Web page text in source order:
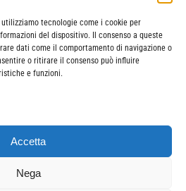
tecnologie come i cookie per
del dispositivo. Il consenso a queste
dati come il comportamento di navigazione o
o ritirare il consenso può influire
e funzioni.
Accetta
Nega